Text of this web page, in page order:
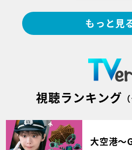
もっと見
視聴ランキング
大空港～